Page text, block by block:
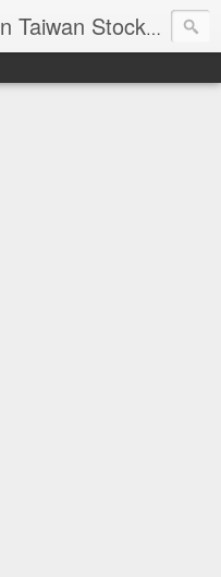
上班族投資理財 - Invest In Taiwan Stock Market